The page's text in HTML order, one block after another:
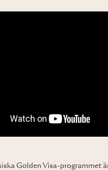
Golden Visa-programmet